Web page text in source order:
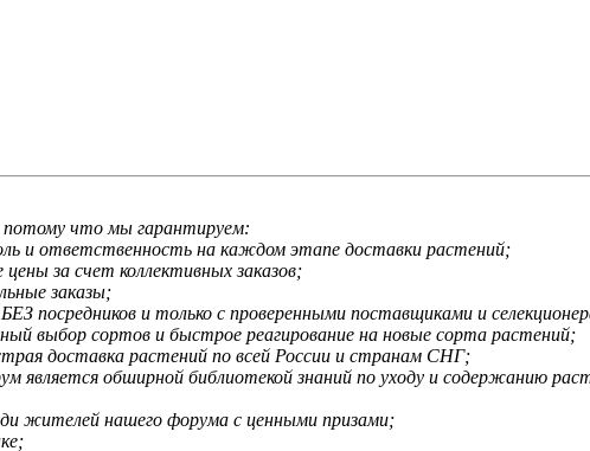
что мы гарантируем:
и ответственность на каждом этапе доставки растений;
цены за счет коллективных заказов;
заказы;
посредников и только с проверенными поставщиками и
выбор сортов и быстрое реагирование на новые сорта растений;
доставка растений по всей России и странам СНГ;
является обширной библиотекой знаний по уходу и содержанию
жителей нашего форума с ценными призами;